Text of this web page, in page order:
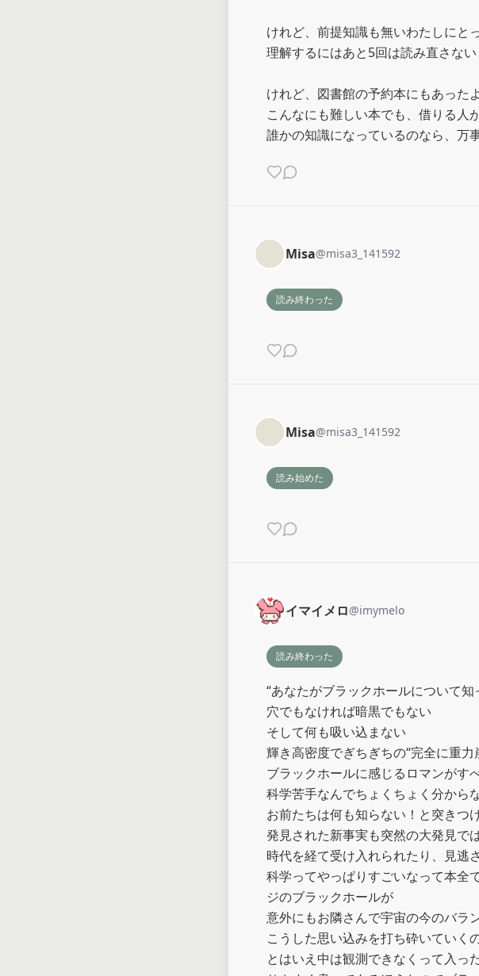
けれど、前提知識も無いわたしにと
理解するにはあと5回は読み直さない
けれど、図書館の予約本にもあったよ
こんなにも難しい本でも、借りる人
誰かの知識になっているのなら、万
Misa@misa3_141592
読み終わった
Misa@misa3_141592
読み始めた
イマイメロ@imymelo
読み終わった
“あなたがブラックホールについて
穴でもなければ暗黒でもない
そして何も吸い込まない
輝き高密度でぎちぎちの“完全に重
ブラックホールに感じるロマンがす
科学苦手なんでちょくちょく分から
お前たちは何も知らない！と突きつ
発見された新事実も突然の大発見で
時代を経て受け入れられたり、見逃
科学ってやっぱりすごいなって本全
ジのブラックホールが
意外にもお隣さんで宇宙の今のバラ
こうした思い込みを打ち砕いていく
とはいえ中は観測できなくって入っ